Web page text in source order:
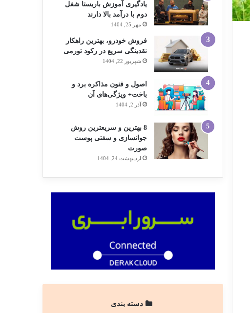
یادگیری آموزش باریستا شغل
دوم با درآمد بالا دارند
مهر 25, 1404
فروش خودرو، بهترین راهکار
نقدینگی سریع در رکود تورمی
شهریور 22, 1404
اصول و فنون مذاکره برد و
باخت+ ویژگی‌های آن
آذر 2, 1404
8 بهترین و سریعترین روش
جوانسازی و سفتی پوست
صورت
اردیبهشت 24, 1404
دسته بندی